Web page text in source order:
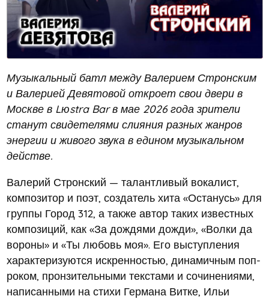
Музыкальный батл между Валерием Стронским
и Валерией Девятовой откроет свои двери в
Москве в Lюstra Bar в мае 2026 года зрители
станут свидетелями слияния разных жанров
энергии и живого звука в едином музыкальном
действе.
Валерий Стронский — талантливый вокалист,
композитор и поэт, создатель хита «Останусь» для
группы Город 312, а также автор таких известных
композиций, как «За дождями дожди», «Волки да
вороны» и «Ты любовь моя». Его выступления
характеризуются искренностью, динамичным поп-
роком, пронзительными текстами и сочинениями,
написанными на стихи Германа Витке, Ильи